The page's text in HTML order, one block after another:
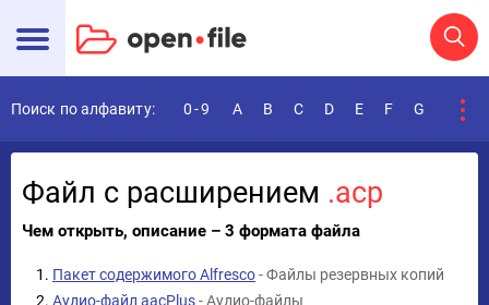
Поиск по алфавиту: 0-9 A B C D E F G
Файл с расширением .acp
Чем открыть, описание – 3 формата файла
Пакет содержимого Alfresco- Файлы резервных копий
Аудио-файл aacPlus- Аудио-файлы